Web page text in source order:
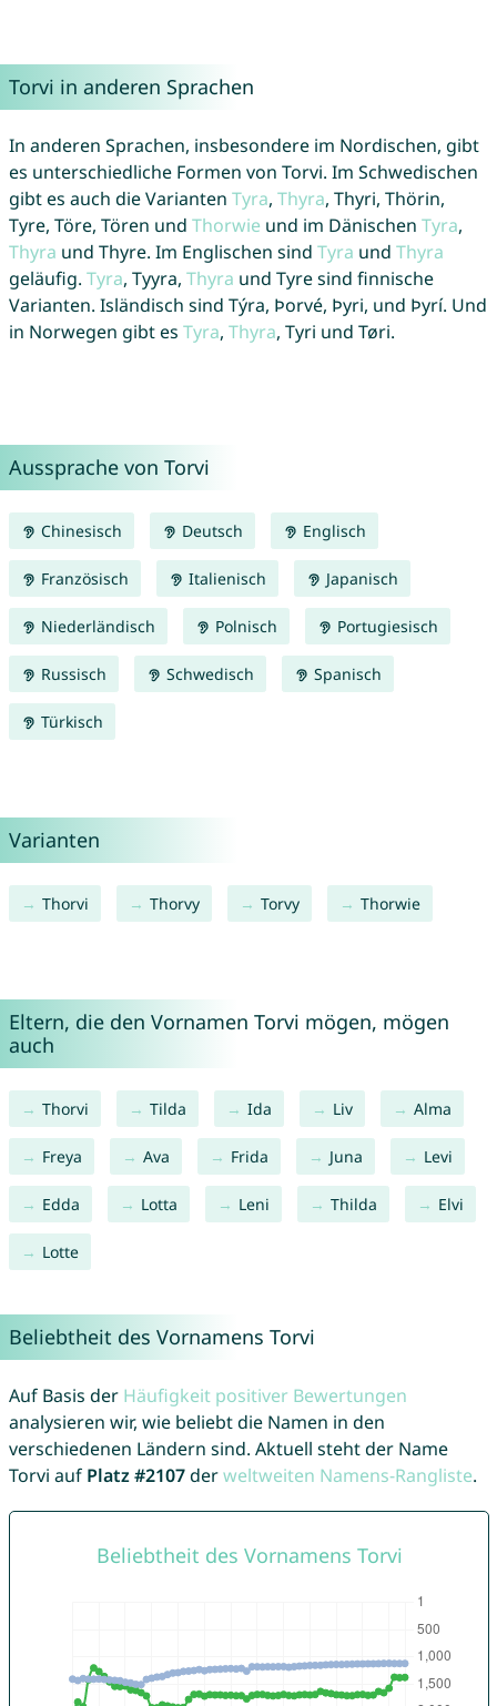
Torvi in anderen Sprachen
In anderen Sprachen, insbesondere im Nordischen, gibt
es unterschiedliche Formen von Torvi. Im Schwedischen
gibt es auch die Varianten Tyra, Thyra, Thyri, Thörin,
Tyre, Töre, Tören und Thorwie und im Dänischen Tyra,
Thyra und Thyre. Im Englischen sind Tyra und Thyra
geläufig. Tyra, Tyyra, Thyra und Tyre sind finnische
Varianten. Isländisch sind Týra, Þorvé, Þyri, und Þyrí. Und
in Norwegen gibt es Tyra, Thyra, Tyri und Tøri.
Aussprache von Torvi
Chinesisch Deutsch Englisch
Französisch Italienisch Japanisch
Niederländisch Polnisch Portugiesisch
Russisch Schwedisch Spanisch
Türkisch
Varianten
Thorvi Thorvy Torvy Thorwie
Eltern, die den Vornamen Torvi mögen, mögen
auch
Thorvi Tilda Ida Liv Alma
Freya Ava Frida Juna Levi
Edda Lotta Leni Thilda Elvi
Lotte
Beliebtheit des Vornamens Torvi
Auf Basis der Häufigkeit positiver Bewertungen
analysieren wir, wie beliebt die Namen in den
verschiedenen Ländern sind. Aktuell steht der Name
Torvi auf Platz #2107derweltweiten Namens-Rangliste.